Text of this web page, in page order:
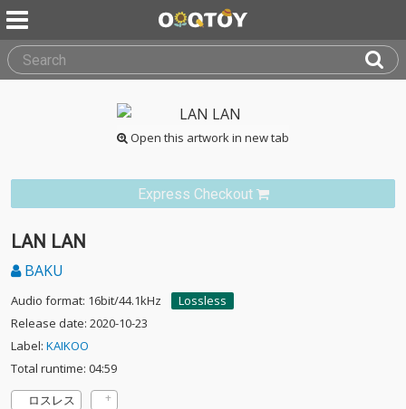
Open this artwork in new tab
Express Checkout
LAN LAN
BAKU
Audio format: 16bit/44.1kHz
Lossless
Release date: 2020-10-23
Label: KAIKOO
Total runtime: 04:59
ロスレス